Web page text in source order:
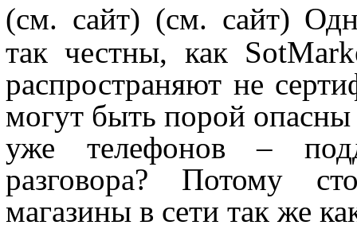
(см. сайт) (см. сайт)
так честны, как
распространяют не
могут быть порой
уже телефонов –
разговора? Потому
магазины в сети так же